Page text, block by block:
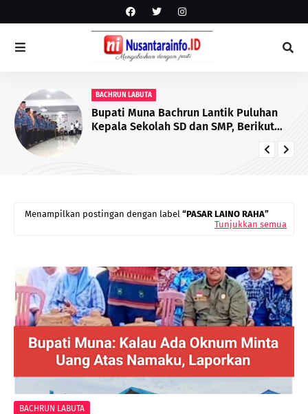
BACHRUN LABUTA
Bupati Muna Bachrun Lantik Puluhan
Kepala Sekolah SD dan SMP, Berikut
Menampilkan postingan dengan label PASAR LAINO RAHA
Tunjukkan semua
BACHRUN LABUTA